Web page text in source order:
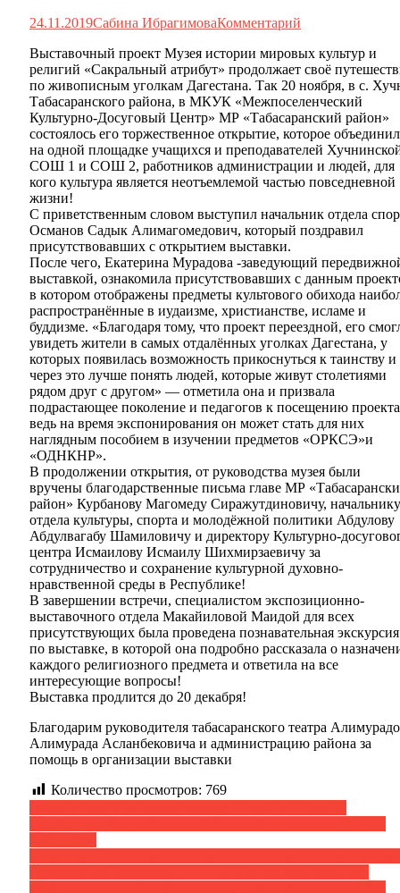
24.11.2019Сабина ИбрагимоваКомментарий
Выставочный проект Музея истории мировых культур и
религий «Сакральный атрибут» продолжает своё
по живописным уголкам Дагестана. Так 20 ноября, в с.
Табасаранского района, в МКУК «Межпоселенческий
Культурно-Досуговый Центр» МР «Табасаранский район»
состоялось его торжественное открытие, которое
на одной площадке учащихся и преподавателей
СОШ 1 и СОШ 2, работников администрации и людей, для
кого культура является неотъемлемой частью повседневной
жизни!
С приветственным словом выступил начальник отдела
Османов Садык Алимагомедович, который поздравил
присутствовавших с открытием выставки.
После чего, Екатерина Мурадова -заведующий
выставкой, ознакомила присутствовавших с данным
в котором отображены предметы культового обихода
распространённые в иудаизме, христианстве, исламе и
буддизме. «Благодаря тому, что проект переездной, его
увидеть жители в самых отдалённых уголках Дагестана, у
которых появилась возможность прикоснуться к таинству и
через это лучше понять людей, которые живут столетиями
рядом друг с другом» — отметила она и призвала
подрастающее поколение и педагогов к посещению
ведь на время экспонирования он может стать для них
наглядным пособием в изучении предметов «ОРКСЭ»и
«ОДНКНР».
В продолжении открытия, от руководства музея были
вручены благодарственные письма главе МР
район» Курбанову Магомеду Сиражутдиновичу, начальнику
отдела культуры, спорта и молодёжной политики Абдулову
Абдулвагабу Шамиловичу и директору Культурно-
центра Исмаилову Исмаилу Шихмирзаевичу за
сотрудничество и сохранение культурной духовно-
нравственной среды в Республике!
В завершении встречи, специалистом экспозиционно-
выставочного отдела Макайиловой Маидой для всех
присутствующих была проведена познавательная экскурсия
по выставке, в которой она подробно рассказала о
каждого религиозного предмета и ответила на все
интересующие вопросы!
Выставка продлится до 20 декабря!
Благодарим руководителя табасаранского театра
Алимурада Асланбековича и администрацию района за
помощь в организации выставки
Количество просмотров: 769
Навигация
по
записям